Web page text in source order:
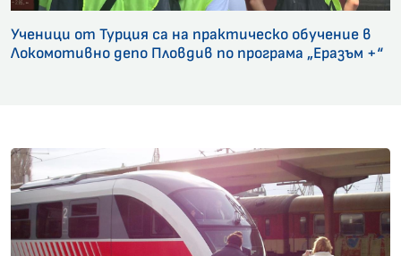
Ученици от Турция са на практическо обучение в
Локомотивно депо Пловдив по програма „Еразъм +“